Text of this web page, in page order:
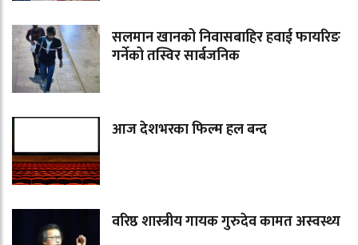
सलमान खानको निवासबाहिर हवाई फायरिङ
गर्नेको तस्विर सार्बजनिक
आज देशभरका फिल्म हल बन्द
वरिष्ठ शास्त्रीय गायक गुरुदेव कामत अस्वस्थ्य